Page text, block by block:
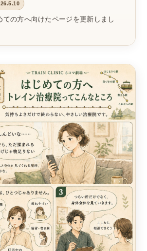
ての方へ向けたページを更新しまし